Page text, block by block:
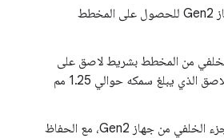
تواصَل مع مورّد جهاز Gen2 للحصول على المخطط
من المخطط بشريط لاصق على
الوجهَين. الشريط اللاصق الذي يبلغ سمكه حوالي 1.25 مم
وازِن المخطط مع الجزء الخلفي من جهاز Gen2، مع الحفاظ